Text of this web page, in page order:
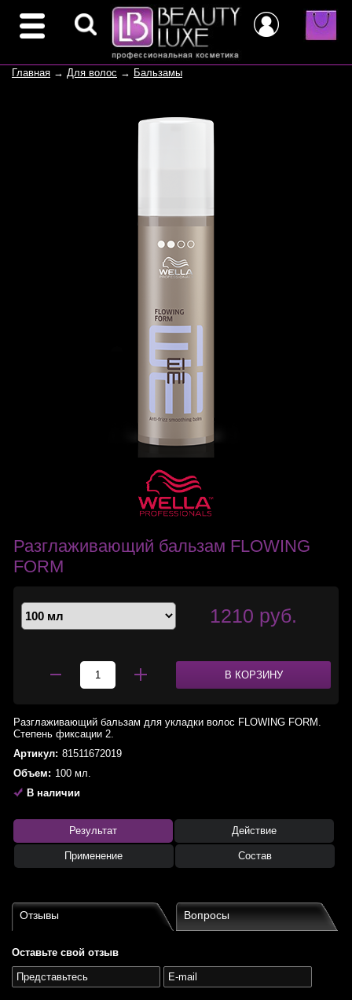
Главная → Для волос → Бальзамы
Разглаживающий бальзам FLOWING
FORM
1210 руб.
В КОРЗИНУ
Разглаживающий бальзам для укладки волос FLOWING FORM.
Степень фиксации 2.
Артикул: 81511672019
Объем: 100 мл.
В наличии
Результат Действие
Применение Состав
Отзывы Вопросы
Оставьте свой отзыв